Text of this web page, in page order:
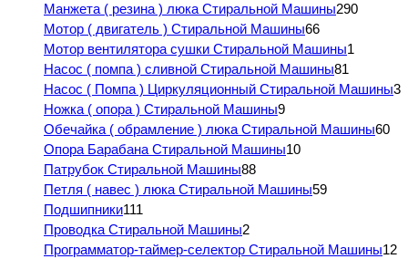
Манжета ( резина ) люка Стиральной Машины290
Мотор ( двигатель ) Стиральной Машины66
Мотор вентилятора сушки Стиральной Машины1
Насос ( помпа ) сливной Стиральной Машины81
Насос ( Помпа ) Циркуляционный Стиральной Машины3
Ножка ( опора ) Стиральной Машины9
Обечайка ( обрамление ) люка Стиральной Машины60
Опора Барабана Стиральной Машины10
Патрубок Стиральной Машины88
Петля ( навес ) люка Стиральной Машины59
Подшипники111
Проводка Стиральной Машины2
Программатор-таймер-селектор Стиральной Машины12